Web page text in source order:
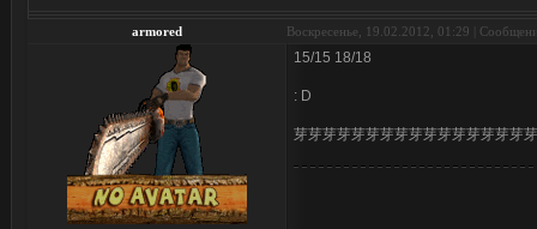
armored Воскресенье, 19.02.2012, 01:29 |
15/15 18/18
: D
芽芽芽芽芽芽芽芽芽芽芽芽芽芽芽芽